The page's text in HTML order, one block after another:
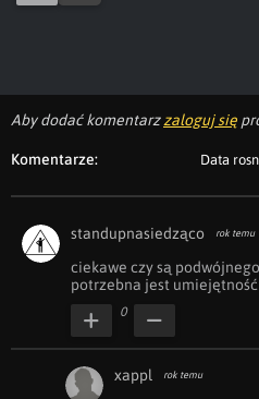
Aby dodać komentarzzaloguj się
Komentarze: Data
standupnasiedząco rok temu
ciekawe czy są
potrzebna jest umiejętność
0
xappl rok temu